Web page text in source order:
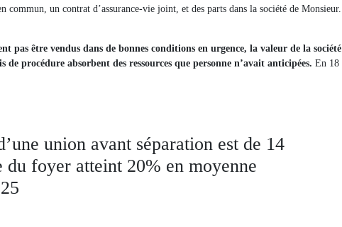
un contrat d’assurance-vie joint, et des parts dans la société de Monsieur.
pas être vendus dans de bonnes conditions en urgence, la valeur de la société
procédure absorbent des ressources que personne n’avait anticipées. En 18
union avant séparation est de 14
du foyer atteint 20% en moyenne